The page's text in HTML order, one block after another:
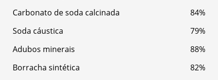
Carbonato de soda calcinada
84%
Soda cáustica
79%
Adubos minerais
88%
Borracha sintética
82%